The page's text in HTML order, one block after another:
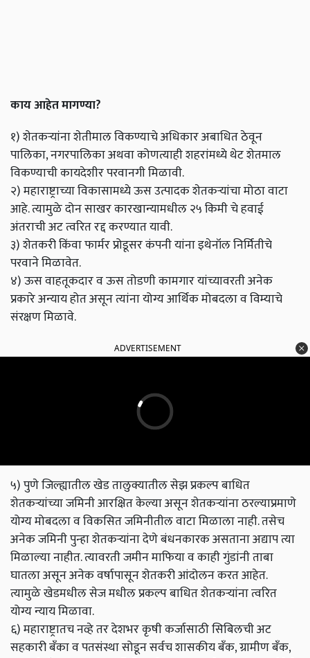
काय आहेत मागण्या?
१) शेतकऱ्यांना शेतीमाल विकण्याचे अधिकार अबाधित ठेवून
पालिका, नगरपालिका अथवा कोणत्याही शहरांमध्ये थेट शेतमाल
विकण्याची कायदेशीर परवानगी मिळावी.
२) महाराष्ट्राच्या विकासामध्ये ऊस उत्पादक शेतकऱ्यांचा मोठा वाटा
आहे. त्यामुळे दोन साखर कारखान्यामधील २५ किमी चे हवाई
अंतराची अट त्वरित रद्द करण्यात यावी.
३) शेतकरी किंवा फार्मर प्रोडूसर कंपनी यांना इथेनॉल निर्मितीचे
परवाने मिळावेत.
४) ऊस वाहतूकदार व ऊस तोडणी कामगार यांच्यावरती अनेक
प्रकारे अन्याय होत असून त्यांना योग्य आर्थिक मोबदला व विम्याचे
संरक्षण मिळावे.
ADVERTISEMENT
५) पुणे जिल्ह्यातील खेड तालुक्यातील सेझ प्रकल्प बाधित
शेतकऱ्यांच्या जमिनी आरक्षित केल्या असून शेतकऱ्यांना ठरल्याप्रमाणे
योग्य मोबदला व विकसित जमिनीतील वाटा मिळाला नाही. तसेच
अनेक जमिनी पुन्हा शेतकऱ्यांना देणे बंधनकारक असताना अद्याप त्या
मिळाल्या नाहीत. त्यावरती जमीन माफिया व काही गुंडांनी ताबा
घातला असून अनेक वर्षापासून शेतकरी आंदोलन करत आहेत.
त्यामुळे खेडमधील सेज मधील प्रकल्प बाधित शेतकऱ्यांना त्वरित
योग्य न्याय मिळावा.
६) महाराष्ट्रातच नव्हे तर देशभर कृषी कर्जासाठी सिबिलची अट
सहकारी बँका व पतसंस्था सोडून सर्वच शासकीय बँक, ग्रामीण बँक,